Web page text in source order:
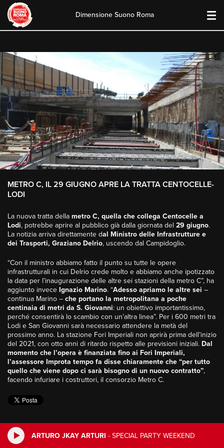
ARTURO JKAY ARTURI - SPECIAL PARTY WEEKEND
content
Dimensione Suono Roma
METRO C, IL 29 GIUGNO APRE LA TRATTA CENTOCELLE-
LODI
La nuova tratta della metro C, quella che collega Centocelle a
Lodi, potrebbe aprire al pubblico già dalla giornata del 29 giugno.
La notizia arriva direttamente dal Ministro delle Infrastrutture e
dei Trasporti, Graziano Delrio, uscendo dal Campidoglio.
“Con il ministro abbiamo fatto il punto su tutte le opere
infrastrutturali in cui Delrio crede molto e abbiamo anche ipotizzato
la data per l’inaugurazione delle altre sei stazioni della metro C”, ha
aggiunto invece Ignazio Marino. “Adesso apriamo le altre sei –
continua Marino – che portano la metropolitana a poche
centinaia di metri da S. Giovanni: un obiettivo importantissimo,
perché consentirà lo scambio con un’altra linea”. Per i 600 metri tra
Lodi e San Giovanni sarà necessario attendere la metà del
prossimo anno. La stazione Fori Imperiali non aprirà prima dell’inizio
del 2021, con otto anni di ritardo rispetto alle previsioni iniziali. Dal
momento che l’opera è finanziata fino ai Fori Imperiali,
l’assessore Improta tempo fa disse chiaramente che “per tutto
quello che viene dopo ci sarà bisogno di un nuovo contratto”,
facendo infuriare i costruttori, il consorzio Metro C.